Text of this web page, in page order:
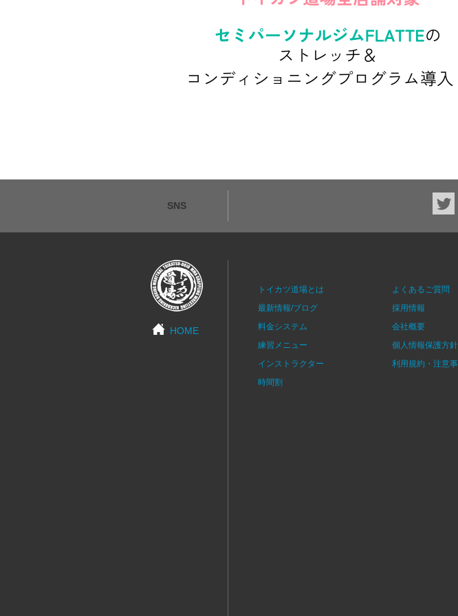
SNS
HOME
トイカツ道場とは
最新情報/ブログ
料金システム
練習メニュー
インストラクター
時間割
よくあるご質問
採用情報
会社概要
個人情報保護方針
利用規約・注意